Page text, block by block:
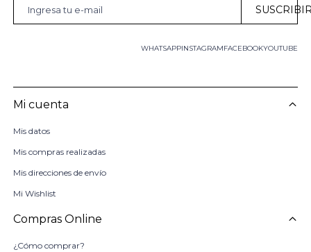
WHATSAPP FACEBOOKYOUTUBE
INSTAGRAM
Mi cuenta
Mis datos
Mis compras realizadas
Mis direcciones de envío
Mi Wishlist
Compras Online
¿Cómo comprar?